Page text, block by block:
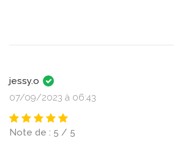
jessy.o
07/09/2023 à 06:43
Note de : 5 / 5